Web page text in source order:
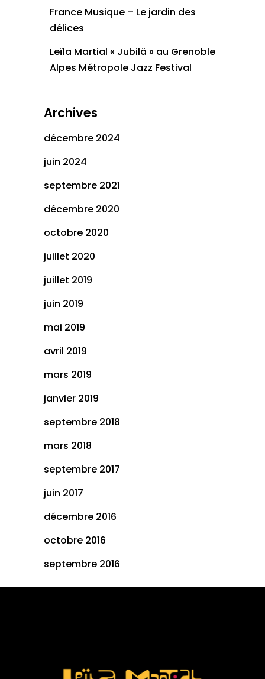
France Musique – Le jardin des
délices
Leïla Martial « Jubilä » au Grenoble
Alpes Métropole Jazz Festival
Archives
décembre 2024
juin 2024
septembre 2021
décembre 2020
octobre 2020
juillet 2020
juillet 2019
juin 2019
mai 2019
avril 2019
mars 2019
janvier 2019
septembre 2018
mars 2018
septembre 2017
juin 2017
décembre 2016
octobre 2016
septembre 2016